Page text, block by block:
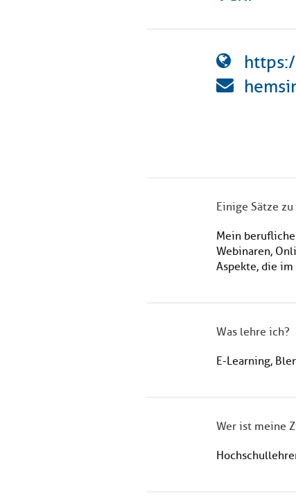
Einige Sätze
Mein
Webinaren,
Aspekte, die
Was lehre ich?
E-Learning,
Wer ist meine